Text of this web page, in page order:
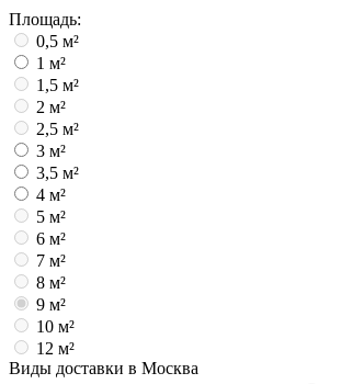
Площадь:
0,5 м²
1 м²
1,5 м²
2 м²
2,5 м²
3 м²
3,5 м²
4 м²
5 м²
6 м²
7 м²
8 м²
9 м²
10 м²
12 м²
Виды доставки в Москва